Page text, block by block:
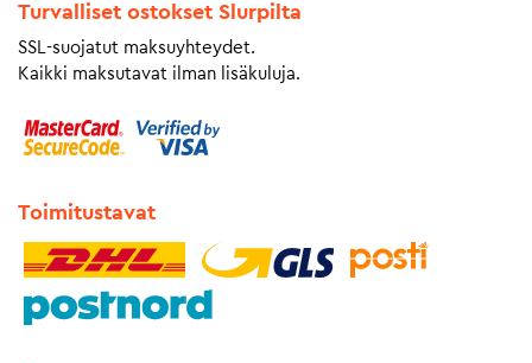
Turvalliset ostokset Slurpilta
SSL-suojatut maksuyhteydet.
Kaikki maksutavat ilman lisäkuluja.
Toimitustavat